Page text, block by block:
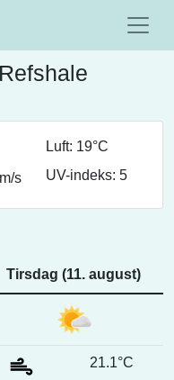
Luft: 19°C
s UV-indeks: 5
Tirsdag (11. august)
21.1°C